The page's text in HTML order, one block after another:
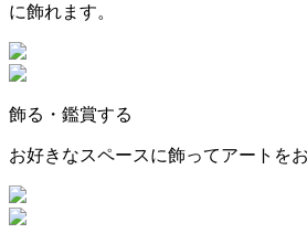
に飾れます。
飾る・鑑賞する
お好きなスペースに飾ってアートを